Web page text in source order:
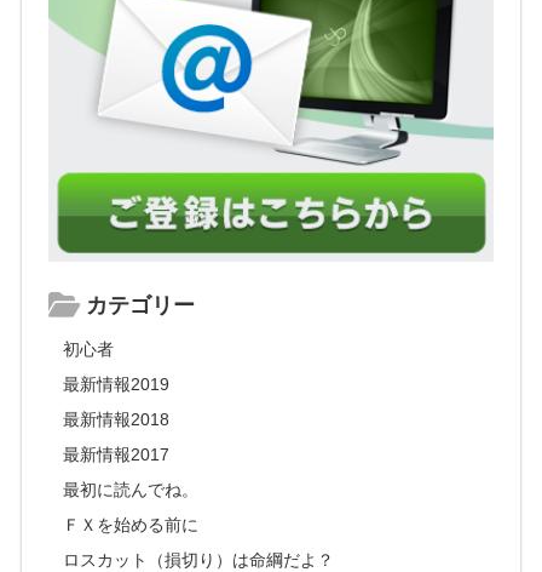
カテゴリー
初心者
最新情報2019
最新情報2018
最新情報2017
最初に読んでね。
ＦＸを始める前に
ロスカット（損切り）は命綱だよ？